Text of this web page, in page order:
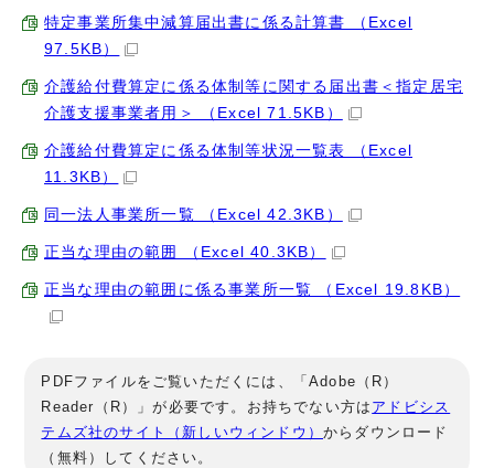
特定事業所集中減算届出書に係る計算書 （Excel
97.5KB）
介護給付費算定に係る体制等に関する届出書＜指定居宅
介護支援事業者用＞ （Excel 71.5KB）
介護給付費算定に係る体制等状況一覧表 （Excel
11.3KB）
同一法人事業所一覧 （Excel 42.3KB）
正当な理由の範囲 （Excel 40.3KB）
正当な理由の範囲に係る事業所一覧 （Excel 19.8KB）
PDFファイルをご覧いただくには、「Adobe（R）
Reader（R）」が必要です。お持ちでない方は アドビシス
テムズ社のサイト（新しいウィンドウ）からダウンロード
（無料）してください。